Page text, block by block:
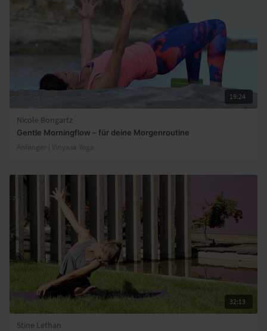
19:24
Nicole Bongartz
Gentle Morningflow – für deine Morgenroutine
Anfänger | Vinyasa Yoga
32:13
Stine Lethan